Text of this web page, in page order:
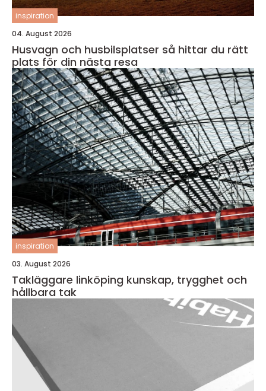
inspiration
04. August 2026
Husvagn och husbilsplatser så hittar du rätt
plats för din nästa resa
inspiration
03. August 2026
Takläggare linköping kunskap, trygghet och
hållbara tak